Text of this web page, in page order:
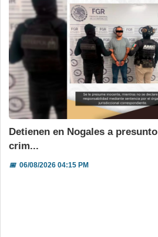
Detienen en Nogales a
crim...
📅06/08/2026 04:15 PM